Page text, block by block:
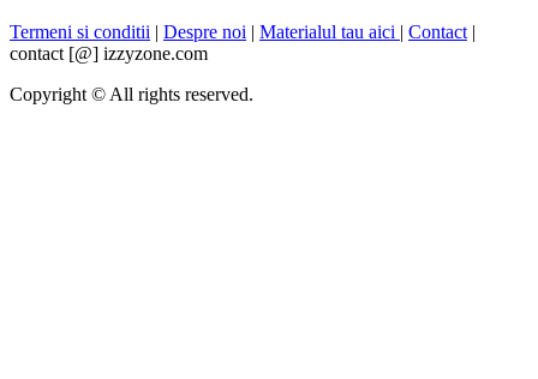
Termeni si conditii | Despre noi | Materialul tau aici | Contact |
contact [@] izzyzone.com
Copyright © All rights reserved.